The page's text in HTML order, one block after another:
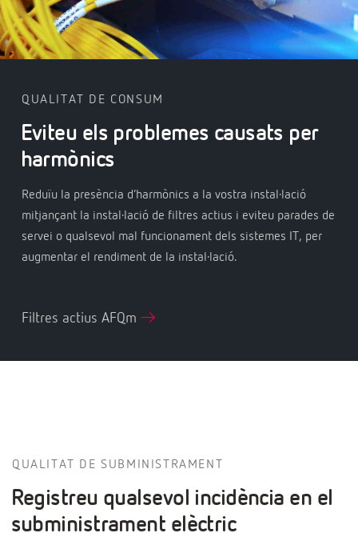
QUALITAT DE CONSUM
Eviteu els problemes causats per
harmònics
Reduïu la presència d’harmònics a la vostra instal·lació
mitjançant la instal·lació de filtres actius i eviteu parades de
servei o qualsevol mal funcionament dels sistemes IT, per
augmentar el rendiment de la instal·lació.
Filtres actius AFQm
QUALITAT DE SUBMINISTRAMENT
Registreu qualsevol incidència en el
subministrament elèctric